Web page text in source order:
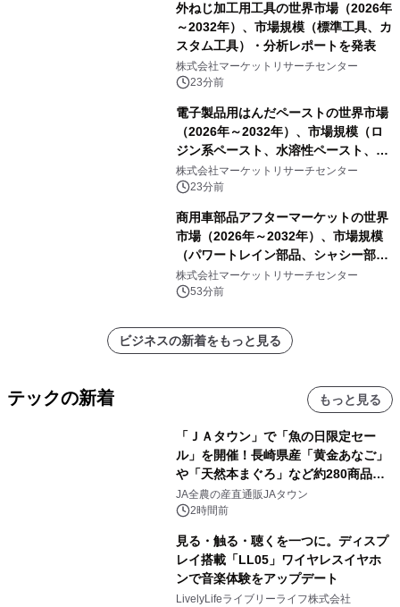
外ねじ加工用工具の世界市場（2026年
～2032年）、市場規模（標準工具、カ
スタム工具）・分析レポートを発表
株式会社マーケットリサーチセンター
23分前
電子製品用はんだペーストの世界市場
（2026年～2032年）、市場規模（ロ
ジン系ペースト、水溶性ペースト、ノ
ークリーンペースト）・分析レポート
を発表
株式会社マーケットリサーチセンター
23分前
商用車部品アフターマーケットの世界
市場（2026年～2032年）、市場規模
（パワートレイン部品、シャシー部
品、ボディ・キャビン部品、電気・電
子部品、インテリア・快適性部品）・
株式会社マーケットリサーチセンター
53分前
ビジネスの新着をもっと見る
テックの新着 もっと見る
「ＪＡタウン」で「魚の日限定セー
ル」を開催！長崎県産「黄金あなご」
や「天然本まぐろ」など約280商品を
販売！～毎月１０日の定例企画～
JA全農の産直通販JAタウン
2時間前
見る・触る・聴くを一つに。ディスプ
レイ搭載「LL05」ワイヤレスイヤホ
ンで音楽体験をアップデート
LivelyLifeライブリーライフ株式会社